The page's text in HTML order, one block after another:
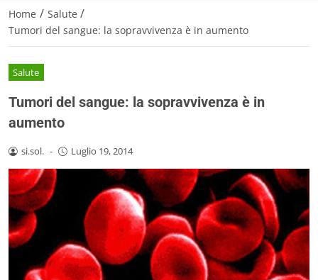
Home / Salute /
Tumori del sangue: la sopravvivenza è in aumento
Salute
Tumori del sangue: la sopravvivenza è in
aumento
si.sol. - Luglio 19, 2014